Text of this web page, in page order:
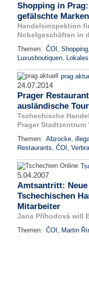
Shopping in
gefälschte
Handelsinspektion
Nobelgeschäften in
Themen: ČOI , Shopping,
Luxusboutiquen, Lokales
prag
24.07.2014
Prager
ausländische
Tschechische
Prager
Themen: Abzocke,
Restaurants, ČOI ,
5.04.2007
Amtsantritt:
Tschechischen
Mitarbeiter
Jana Příhodová will
Themen: ČOI , Martin